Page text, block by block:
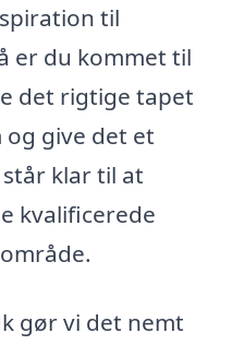
til
er du kommet til
det rigtige tapet
give det et
klar til at
kvalificerede
gør vi det nemt